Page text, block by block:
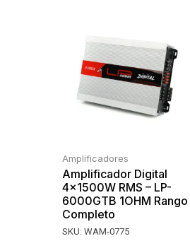
Amplificadores
Amplificador Digital
4x1500W RMS – LP-
6000GTB 1OHM Rango
Completo
SKU: WAM-0775